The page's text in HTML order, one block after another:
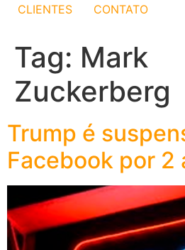
CLIENTES
CONTATO
Tag: Mark
Zuckerberg
Trump é
Facebook por 2